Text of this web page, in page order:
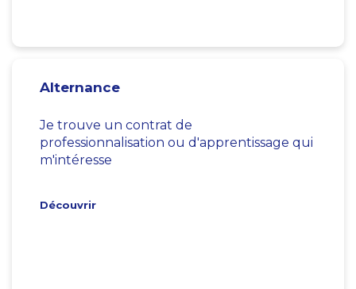
Alternance
Je trouve un contrat de
professionnalisation ou d'apprentissage qui
m'intéresse
Découvrir